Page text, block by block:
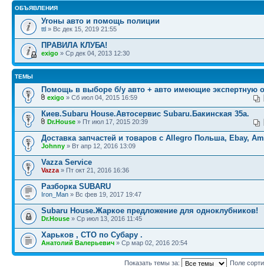
ОБЪЯВЛЕНИЯ
Угоны авто и помощь полиции
ttl » Вс дек 15, 2019 21:55
ПРАВИЛА КЛУБА!
exigo » Ср дек 04, 2013 12:30
ТЕМЫ
Помощь в выборе б/у авто + авто имеющие экспертную
exigo » Сб июл 04, 2015 16:59
Киев.Subaru House.Автосервис Subaru.Бакинская 35а.
Dr.House » Пт июл 17, 2015 20:39
Доставка запчастей и товаров с Allegro Польша, Ebay,
Johnny » Вт апр 12, 2016 13:09
Vazza Service
Vazza » Пт окт 21, 2016 16:36
Разборка SUBARU
Iron_Man » Вс фев 19, 2017 19:47
Subaru House.Жаркое предложение для одноклубников!
Dr.House » Ср июл 13, 2016 11:45
Харьков , СТО по Субару .
Анатолий Валерьевич » Ср мар 02, 2016 20:54
Показать темы за: Поле